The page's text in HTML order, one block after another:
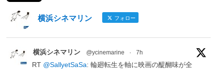
横浜シネマリン フォロー
横浜シネマリン @ycinemarine · 7h
RT @SallyetSaSa: 輪廻転生を軸に映画の醍醐味が全